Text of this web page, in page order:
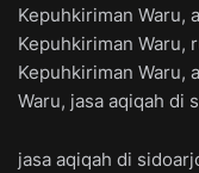
Kepuhkiriman Waru,
Kepuhkiriman Waru,
Kepuhkiriman Waru,
Waru, jasa aqiqah di
jasa aqiqah di